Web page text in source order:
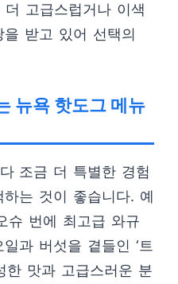
고급스럽거나 이색
받고 있어 선택의
뉴욕 핫도그 메뉴
조금 더 특별한 경험
는 것이 좋습니다. 예
슈 번에 최고급 와규
과 버섯을 곁들인 ‘트
한 맛과 고급스러운 분